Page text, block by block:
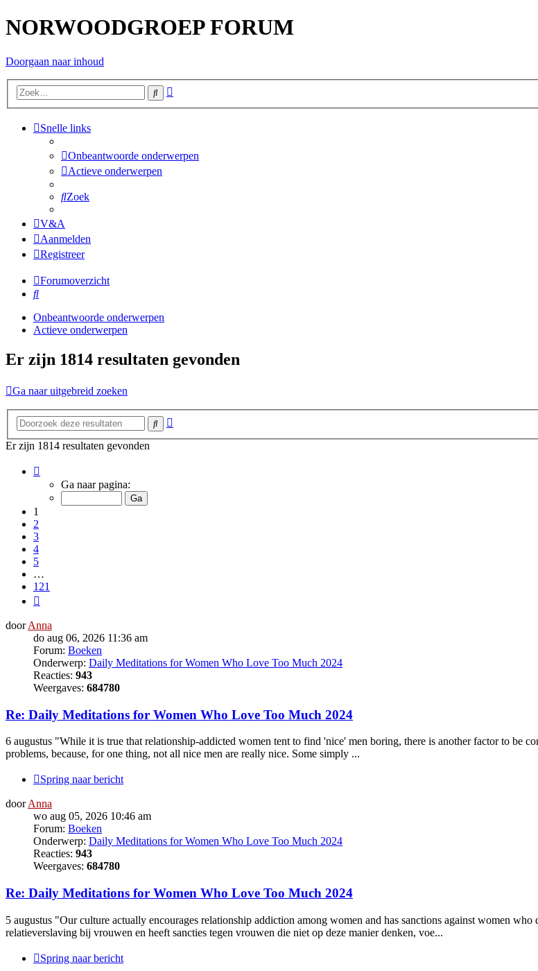
NORWOODGROEP FORUM
Doorgaan naar inhoud
Zoek
Snelle links
Onbeantwoorde onderwerpen
Actieve onderwerpen
Zoek
V&A
Aanmelden
Registreer
Forumoverzicht
Zoek
Onbeantwoorde onderwerpen
Actieve onderwerpen
Er zijn 1814 resultaten gevonden
Ga naar uitgebreid zoeken
Zoek
Er zijn 1814 resultaten gevonden
van
Ga naar pagina:
1
2
3
4
5
…
121
doorAnna
do aug 06, 2026 11:36 am
Forum: Boeken
Onderwerp: Daily Meditations for Women Who Love Too Much 2024
Reacties: 943
Weergaves: 684780
Re: Daily Meditations for Women Who Love Too Much 2024
6 augustus "While it is true that relationship-addicted women tent to find 'nice' men boring, there is another factor to be
problems, because, for one thing, not all nice men are really nice. Some simply ...
Spring naar bericht
doorAnna
wo aug 05, 2026 10:46 am
Forum: Boeken
Onderwerp: Daily Meditations for Women Who Love Too Much 2024
Reacties: 943
Weergaves: 684780
Re: Daily Meditations for Women Who Love Too Much 2024
5 augustus "Our culture actually encourages relationship addiction among women and has sanctions against women
relatieverslaving bij vrouwen en heeft sancties tegen vrouwen die niet op deze manier denken, voe...
Spring naar bericht